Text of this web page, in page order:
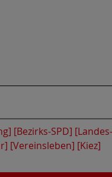
[Bezirks-SPD]
[Vereinsleben] [Kiez]